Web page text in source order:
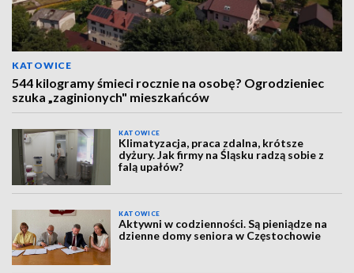
KATOWICE
544 kilogramy śmieci rocznie na osobę? Ogrodzieniec
szuka „zaginionych" mieszkańców
KATOWICE
Klimatyzacja, praca zdalna, krótsze
dyżury. Jak firmy na Śląsku radzą sobie z
falą upałów?
KATOWICE
Aktywni w codzienności. Są pieniądze na
dzienne domy seniora w Częstochowie